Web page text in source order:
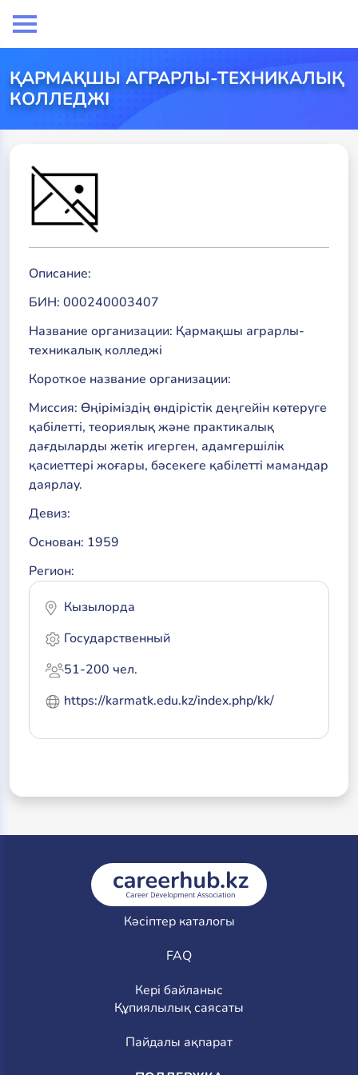
ҚАРМАҚШЫ АГРАРЛЫ-ТЕХНИКАЛЫҚ
КОЛЛЕДЖІ
Описание:
БИН: 000240003407
Название организации: Қармақшы аграрлы-
техникалық колледжі
Короткое название организации:
Миссия: Өңіріміздің өндірістік деңгейін көтеруге
қабілетті, теориялық және практикалық
дағдыларды жетік игерген, адамгершілік
қасиеттері жоғары, бәсекеге қабілетті мамандар
даярлау.
Девиз:
Основан: 1959
Регион:
Кызылорда
Государственный
51-200 чел.
https://karmatk.edu.kz/index.php/kk/
Кәсіптер каталогы
FAQ
Кері байланыс
Құпиялылық саясаты
Пайдалы ақпарат